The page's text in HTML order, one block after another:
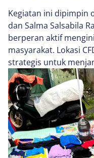
Kegiatan ini dipimpin
dan Salma Salsabila
berperan aktif
masyarakat. Lokasi
strategis untuk